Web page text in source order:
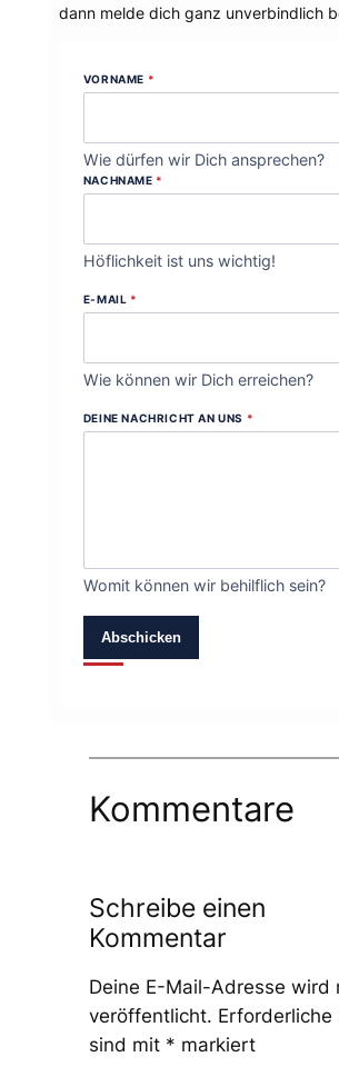
dann melde dich ganz unverbindlich
VORNAME *
Wie dürfen wir Dich ansprechen?
NACHNAME *
Höflichkeit ist uns wichtig!
E-MAIL *
Wie können wir Dich erreichen?
DEINE NACHRICHT AN UNS *
Womit können wir behilflich sein?
Abschicken
Kommentare
Schreibe einen
Kommentar
Deine E-Mail-Adresse wird
veröffentlicht. Erforderliche
sind mit * markiert